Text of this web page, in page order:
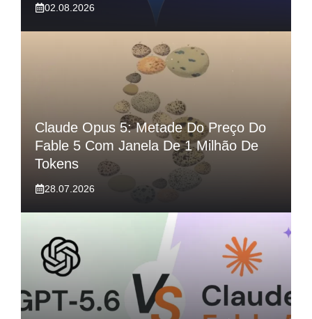
02.08.2026
Claude Opus 5: Metade Do Preço Do
Fable 5 Com Janela De 1 Milhão De
Tokens
28.07.2026